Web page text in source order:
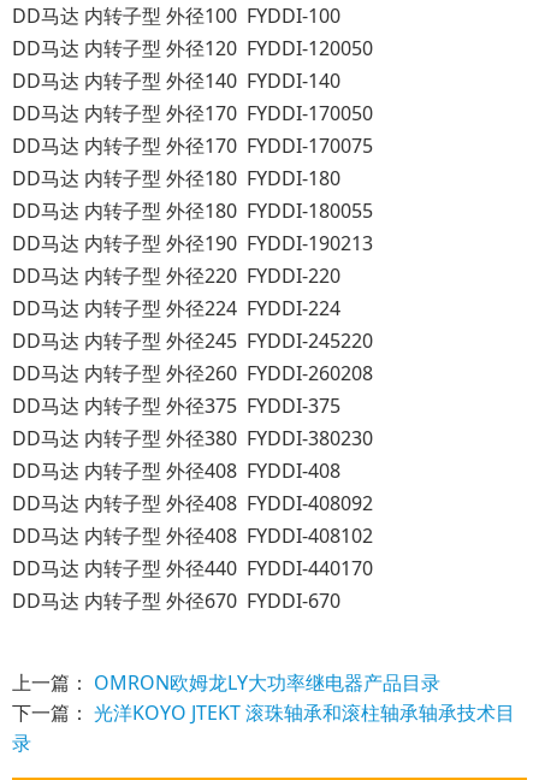
DD马达 内转子型 外径100 FYDDI-100
DD马达 内转子型 外径120 FYDDI-120050
DD马达 内转子型 外径140 FYDDI-140
DD马达 内转子型 外径170 FYDDI-170050
DD马达 内转子型 外径170 FYDDI-170075
DD马达 内转子型 外径180 FYDDI-180
DD马达 内转子型 外径180 FYDDI-180055
DD马达 内转子型 外径190 FYDDI-190213
DD马达 内转子型 外径220 FYDDI-220
DD马达 内转子型 外径224 FYDDI-224
DD马达 内转子型 外径245 FYDDI-245220
DD马达 内转子型 外径260 FYDDI-260208
DD马达 内转子型 外径375 FYDDI-375
DD马达 内转子型 外径380 FYDDI-380230
DD马达 内转子型 外径408 FYDDI-408
DD马达 内转子型 外径408 FYDDI-408092
DD马达 内转子型 外径408 FYDDI-408102
DD马达 内转子型 外径440 FYDDI-440170
DD马达 内转子型 外径670 FYDDI-670
上一篇： OMRON欧姆龙LY大功率继电器产品目录
下一篇： 光洋KOYO JTEKT 滚珠轴承和滚柱轴承轴承技术目
录